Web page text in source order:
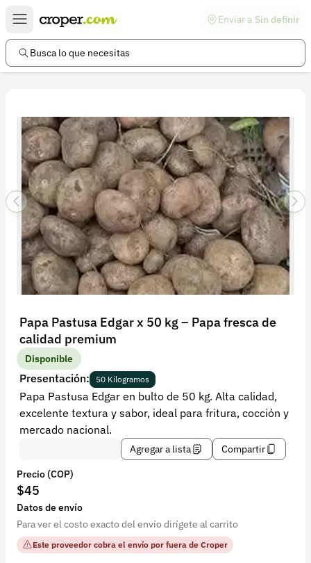
Enviar a Sin definir
Busca lo que necesitas
Papa Pastusa Edgar x 50 kg – Papa fresca de
calidad premium
Disponible
Presentación: 50 Kilogramos
Papa Pastusa Edgar en bulto de 50 kg. Alta calidad,
excelente textura y sabor, ideal para fritura, cocción y
mercado nacional.
Agregar a lista
Compartir
Precio (COP)
$45
Datos de envío
Para ver el costo exacto del envío dirígete al carrito
Este proveedor cobra el envío por fuera de Croper
Enlaces de interés
Preguntas frecuentes
Información legal
Términos y condiciones
Política de devoluciones
Política de privacidad
Cuenta
Iniciar sesión
Registrarse
Recuperar contraseña
Contacto
Soporte
+57 323 2931928
contacto@croper.com
© 2026 Croper.com Todos los derechos reservados
Versión 5.45.0
Síguenos